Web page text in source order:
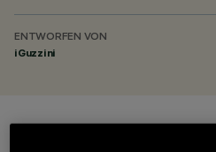
ENTWORFEN VON
iGuzzini